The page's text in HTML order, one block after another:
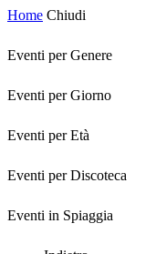
Home Chiudi
Eventi per Genere
Eventi per Giorno
Eventi per Età
Eventi per Discoteca
Eventi in Spiaggia